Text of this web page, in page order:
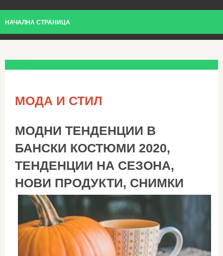
НАЧАЛНА СТРАНИЦА
МОДА И СТИЛ
МОДНИ ТЕНДЕНЦИИ В
БАНСКИ КОСТЮМИ 2020,
ТЕНДЕНЦИИ НА СЕЗОНА,
НОВИ ПРОДУКТИ, СНИМКИ